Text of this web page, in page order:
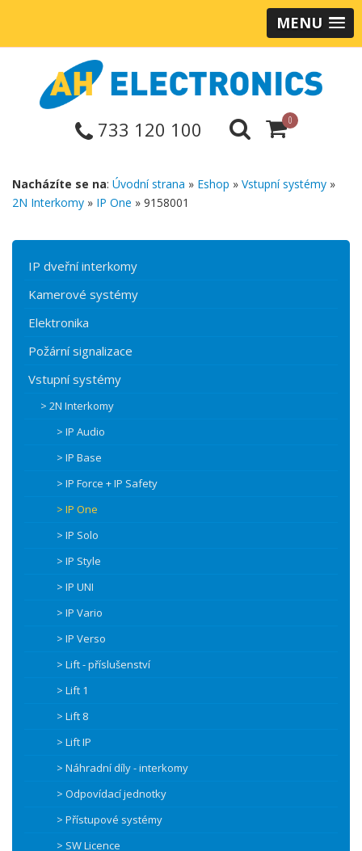
MENU
733 120 100 0
Nacházíte se na: Úvodní strana » Eshop » Vstupní systémy »
2N Interkomy » IP One » 9158001
IP dveřní interkomy
Kamerové systémy
Elektronika
Požární signalizace
Vstupní systémy
> 2N Interkomy
> IP Audio
> IP Base
> IP Force + IP Safety
> IP One
> IP Solo
> IP Style
> IP UNI
> IP Vario
> IP Verso
> Lift - příslušenství
> Lift 1
> Lift 8
> Lift IP
> Náhradní díly - interkomy
> Odpovídací jednotky
> Přístupové systémy
> SW Licence